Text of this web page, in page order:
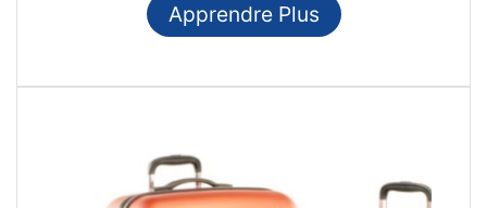
Apprendre Plus